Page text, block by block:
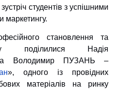
студентів з успішними
маркетингу.
становлення та
поділилися Надія
Володимир ПУЗАНЬ –
», одного із провідних
матеріалів на ринку